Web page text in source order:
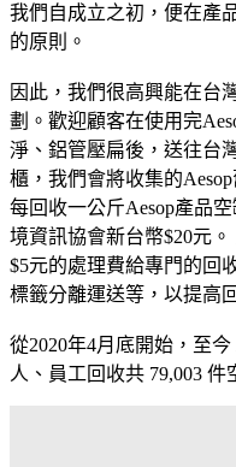
我們自成立之初，便在產
的原則。
因此，我們很高興能在台
劃。歡迎顧客在使用完
淨、鋁管壓扁後，送往台
櫃，我們會將收集的
每回收一公斤Aesop產品
境資訊協會新台幣$20元
$5元的處理費給專門的回
標籤分離運送等，以提高
從2020年4月底開始，至
人、員工回收共 79,003 件